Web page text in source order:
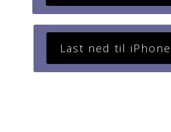
Last ned til iPhone